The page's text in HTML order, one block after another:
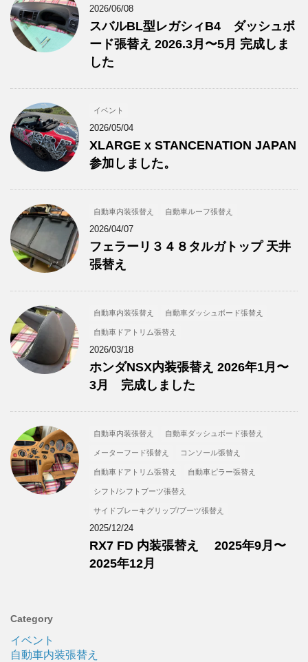
2026/06/08
スバルBL型レガシィB4 ダッシュボ
ード張替え 2026.3月〜5月 完成しま
した
イベント
2026/05/04
XLARGE x STANCENATION JAPAN
参加しました。
自動車内装張替え 自動車ルーフ張替え
2026/04/07
フェラーリ３４８タルガトップ 天井
張替え
自動車内装張替え 自動車ダッシュボード張替え
自動車ドアトリム張替え
2026/03/18
ホンダNSX内装張替え 2026年1月〜
3月 完成しました
自動車内装張替え 自動車ダッシュボード張替え
メーターフード張替え コンソール張替え
自動車ドアトリム張替え 自動車ピラー張替え
シフト/シフトブーツ張替え
サイドブレーキグリップ/ブーツ張替え
2025/12/24
RX7 FD 内装張替え 2025年9月〜
2025年12月
Category
イベント
自動車内装張替え